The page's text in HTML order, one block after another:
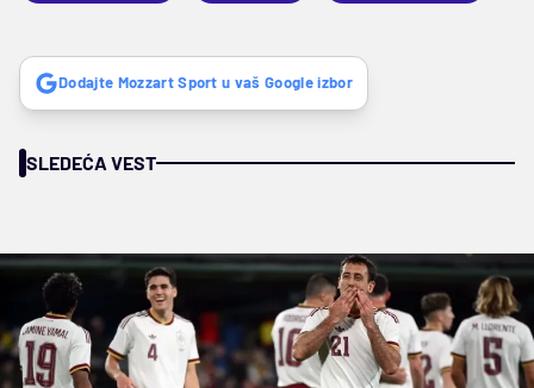
Dodajte Mozzart Sport u vaš Google izbor
SLEDEĆA VEST